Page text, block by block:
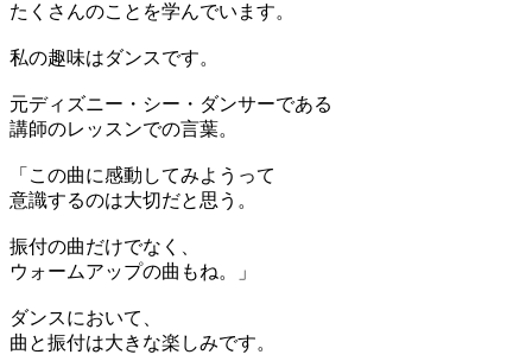
たくさんのことを学んでいます。
私の趣味はダンスです。
元ディズニー・シー・ダンサーである
講師のレッスンでの言葉。
「この曲に感動してみようって
意識するのは大切だと思う。
振付の曲だけでなく、
ウォームアップの曲もね。」
ダンスにおいて、
曲と振付は大きな楽しみです。